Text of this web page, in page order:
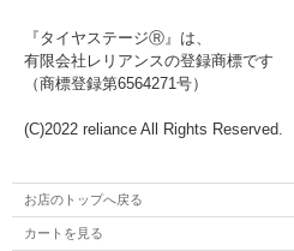
『タイヤステージⓇ』は、
有限会社レリアンスの登録商標です
（商標登録第6564271号）
(C)2022 reliance All Rights Reserved.
お店のトップへ戻る
カートを見る